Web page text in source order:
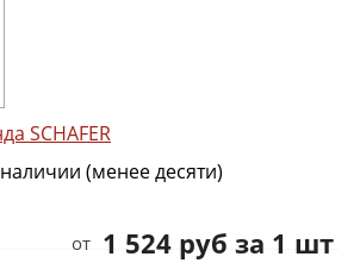
SCHAFER
(менее десяти)
1 524 руб за 1 шт
от